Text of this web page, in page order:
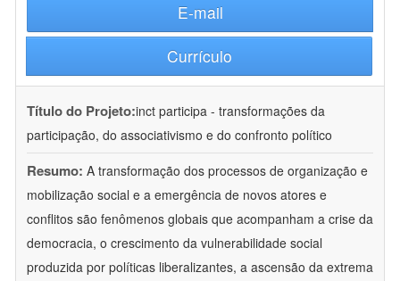
E-mail
Currículo
Título do Projeto:inct participa - transformações da
participação, do associativismo e do confronto político
Resumo: A transformação dos processos de organização e
mobilização social e a emergência de novos atores e
conflitos são fenômenos globais que acompanham a crise da
democracia, o crescimento da vulnerabilidade social
produzida por políticas liberalizantes, a ascensão da extrema